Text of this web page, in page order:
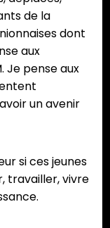
de la
dont
aux
Je pense aux
un avenir
si ces jeunes
travailler, vivre